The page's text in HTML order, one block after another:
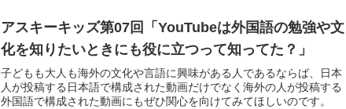
アスキーキッズ第07回「YouTubeは外国語の勉強や文
化を知りたいときにも役に立つって知ってた？」
子どもも大人も海外の文化や言語に興味がある人であるならば、日本
人が投稿する日本語で構成された動画だけでなく海外の人が投稿する
外国語で構成された動画にもぜひ関心を向けてみてほしいのです。